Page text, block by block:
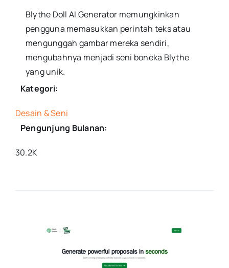
Blythe Doll AI Generator memungkinkan
pengguna memasukkan perintah teks atau
mengunggah gambar mereka sendiri,
mengubahnya menjadi seni boneka Blythe
yang unik.
Kategori:
Desain & Seni
Pengunjung Bulanan:
30.2K